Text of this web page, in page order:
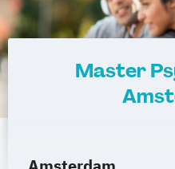
Master